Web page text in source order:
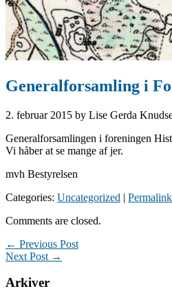
Generalforsamling i
2. februar 2015 by Lise Gerda
Generalforsamlingen i foreningen
Vi håber at se mange af jer.
mvh Bestyrelsen
Categories: Uncategorized | Permalink
Comments are closed.
← Previous Post
Next Post →
Arkiver